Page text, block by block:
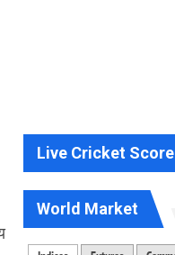
Live Cricket Score
World Market